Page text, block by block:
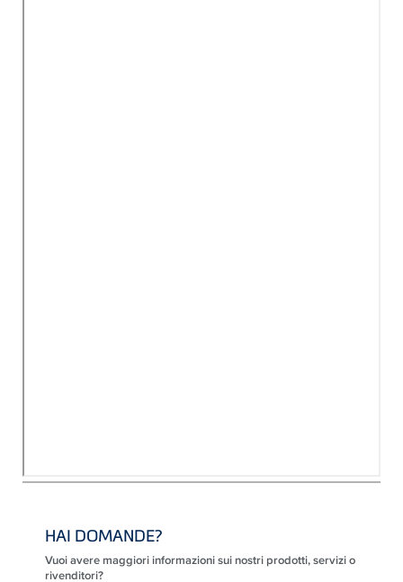
HAI DOMANDE?
Vuoi avere maggiori informazioni sui nostri prodotti, servizi o
rivenditori?